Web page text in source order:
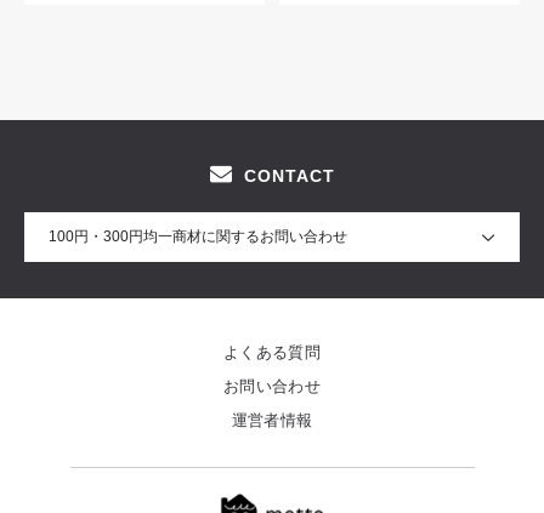
CONTACT
100円・300円均一商材に関するお問い合わせ
よくある質問
お問い合わせ
運営者情報